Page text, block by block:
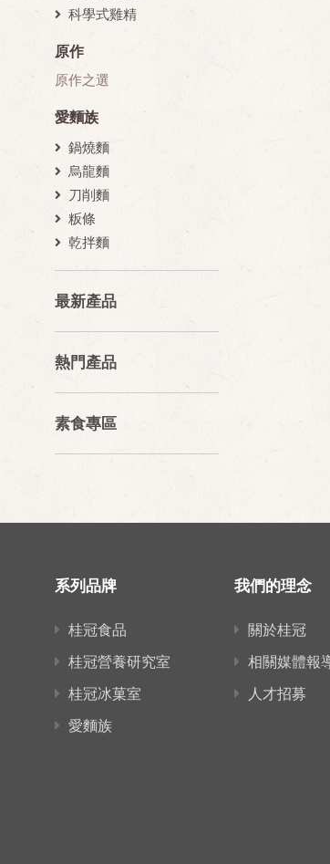
科學式雞精
原作
原作之選
愛麵族
鍋燒麵
烏龍麵
刀削麵
粄條
乾拌麵
最新產品
熱門產品
素食專區
系列品牌
桂冠食品
桂冠營養研究室
桂冠冰菓室
愛麵族
我們的理念
關於桂冠
相關媒體報
人才招募